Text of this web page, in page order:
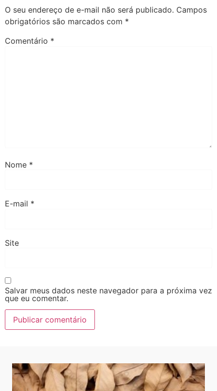
O seu endereço de e-mail não será publicado. Campos
obrigatórios são marcados com *
Comentário *
Nome *
E-mail *
Site
Salvar meus dados neste navegador para a próxima vez
que eu comentar.